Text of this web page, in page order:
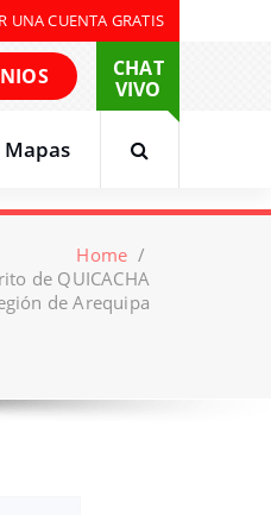
UNA CUENTA GRATIS
CHAT
VIVO
Mapas
Home /
de QUICACHA
de Arequipa